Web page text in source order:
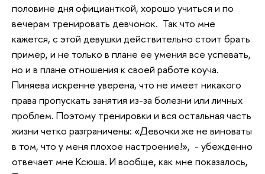
половине дня официанткой, хорошо учиться и по
вечерам тренировать девчонок. Так что мне
кажется, с этой девушки действительно стоит брать
пример, и не только в плане ее умения все успевать,
но и в плане отношения к своей работе коуча.
Пиняева искренне уверена, что не имеет никакого
права пропускать занятия из-за болезни или личных
проблем. Поэтому тренировки и вся остальная часть
жизни четко разграничены: «Девочки же не виноваты
в том, что у меня плохое настроение!», - убежденно
отвечает мне Ксюша. И вообще, как мне показалось,